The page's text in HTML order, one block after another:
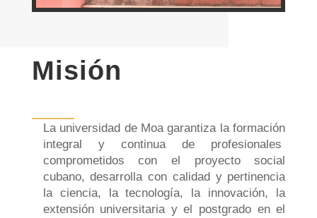
Misión
La universidad de Moa garantiza la formación
integral y continua de profesionales
comprometidos con el proyecto social
cubano, desarrolla con calidad y pertinencia
la ciencia, la tecnología, la innovación, la
extensión universitaria y el postgrado en el